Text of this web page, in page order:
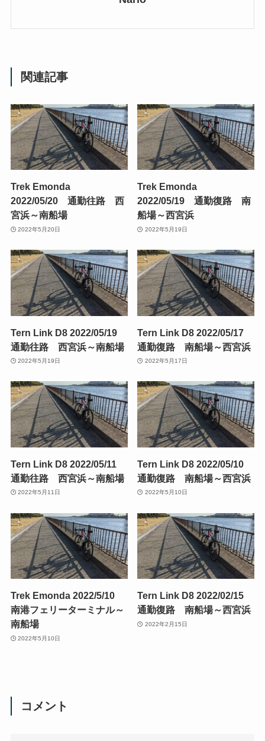
関連記事
Trek Emonda
2022/05/20 通勤往路 西
宮浜～南船場
2022年5月20日
Trek Emonda
2022/05/19 通勤復路 南
船場～西宮浜
2022年5月19日
Tern Link D8 2022/05/19
通勤往路 西宮浜～南船場
2022年5月19日
Tern Link D8 2022/05/17
通勤復路 南船場～西宮浜
2022年5月17日
Tern Link D8 2022/05/11
通勤往路 西宮浜～南船場
2022年5月11日
Tern Link D8 2022/05/10
通勤復路 南船場～西宮浜
2022年5月10日
Trek Emonda 2022/5/10
南港フェリーターミナル～
南船場
2022年5月10日
Tern Link D8 2022/02/15
通勤復路 南船場～西宮浜
2022年2月15日
コメント